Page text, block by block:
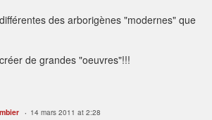
des arborigènes "modernes" que
de grandes "oeuvres"!!!
14 mars 2011 at 2:28